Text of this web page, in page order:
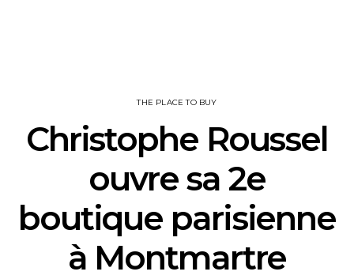
THE PLACE TO BUY
Christophe Roussel
ouvre sa 2e
boutique parisienne
à Montmartre